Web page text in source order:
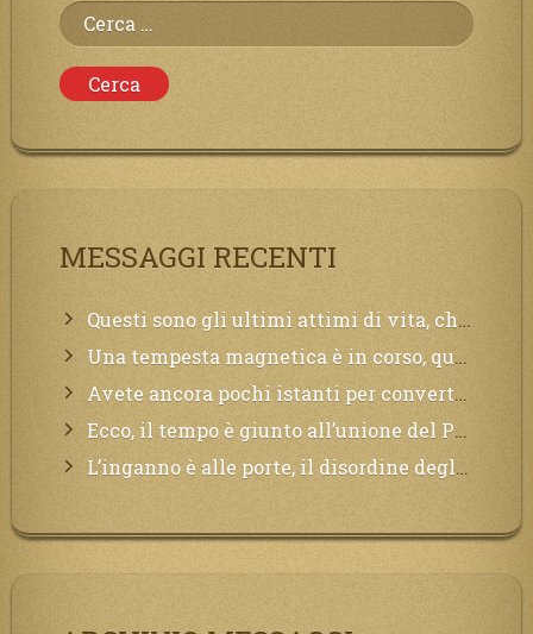
Ricerca
per:
MESSAGGI RECENTI
Questi sono gli ultimi attimi di vita, chi si vuole salvare Mi chiami in suo aiuto.
Una tempesta magnetica è in corso, questa generazione patirà. Il black out non tarderà ad arrivare e tutta la Terra sarà oscurata.
Avete ancora pochi istanti per convertirvi, non perdete tempo, la sciagura arriverà all’improvviso e per chi non si sarà preparato saranno dolori.
Ecco, il tempo è giunto all’unione del Padre con il figlio, non avete che da attendere pochissimo.
L’inganno è alle porte, il disordine degli ordinati urlerà perdono, ma sarà troppo tardi, il tradimento è stato grande!